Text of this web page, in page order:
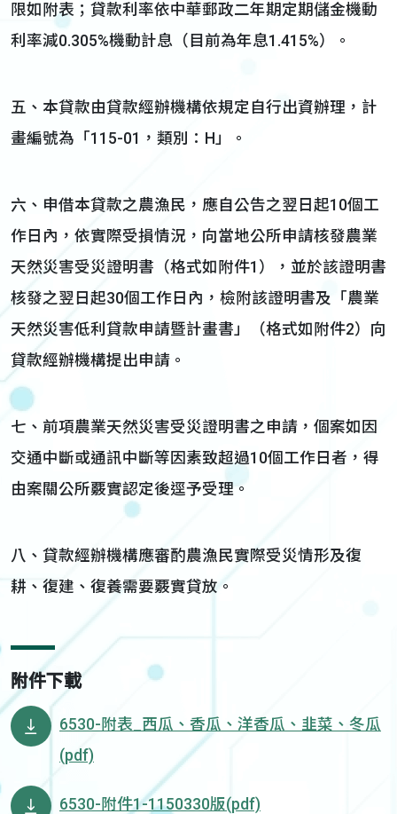
限如附表；貸款利率依中華郵政二年期定期儲金機動
利率減0.305%機動計息（目前為年息1.415%）。
五、本貸款由貸款經辦機構依規定自行出資辦理，計
畫編號為「115-01，類別：H」。
六、申借本貸款之農漁民，應自公告之翌日起10個工
作日內，依實際受損情況，向當地公所申請核發農業
天然災害受災證明書（格式如附件1），並於該證明書
核發之翌日起30個工作日內，檢附該證明書及「農業
天然災害低利貸款申請暨計畫書」（格式如附件2）向
貸款經辦機構提出申請。
七、前項農業天然災害受災證明書之申請，個案如因
交通中斷或通訊中斷等因素致超過10個工作日者，得
由案關公所覈實認定後逕予受理。
八、貸款經辦機構應審酌農漁民實際受災情形及復
耕、復建、復養需要覈實貸放。
附件下載
6530-附表_西瓜、香瓜、洋香瓜、韭菜、冬瓜
(pdf)
6530-附件1-1150330版(pdf)